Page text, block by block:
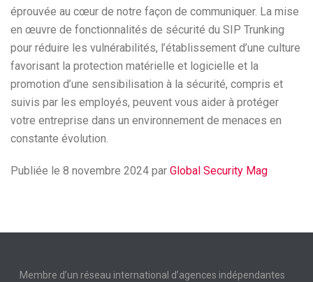
éprouvée au cœur de notre façon de communiquer. La mise
en œuvre de fonctionnalités de sécurité du SIP Trunking
pour réduire les vulnérabilités, l’établissement d’une culture
favorisant la protection matérielle et logicielle et la
promotion d’une sensibilisation à la sécurité, compris et
suivis par les employés, peuvent vous aider à protéger
votre entreprise dans un environnement de menaces en
constante évolution.
Publiée le 8 novembre 2024 par Global Security Mag
Membre d’un réseau international d’agences indépendantes